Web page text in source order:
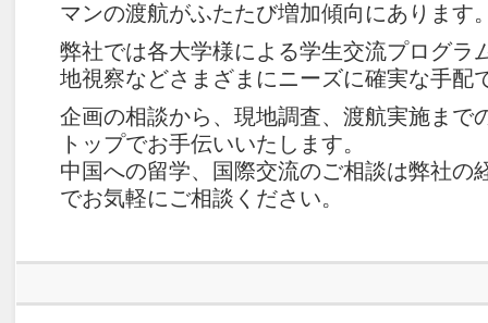
マンの渡航がふたたび増加傾向にあります
弊社では各大学様による学生交流プログラ
地視察などさまざまにニーズに確実な手配
企画の相談から、現地調査、渡航実施まで
トップでお手伝いいたします。
中国への留学、国際交流のご相談は弊社の
でお気軽にご相談ください。